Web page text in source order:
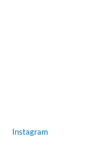
Instagram